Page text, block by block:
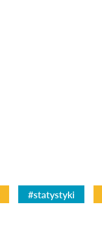
#statystyki